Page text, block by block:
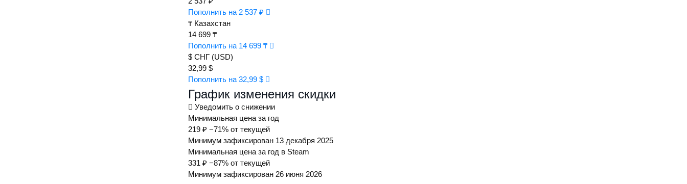
SteamBuy
3401 ₽
Купить
GGSel
от
5349 ₽
GGSel Маркетплейс
от5349 ₽
Купить
Пополнить на 2 537 ₽
₸ Казахстан
14 699 ₸
Пополнить на 14 699 ₸
$ СНГ (USD)
32,99 $
Пополнить на 32,99 $
График изменения скидки
Уведомить о снижении
Минимальная цена за год
219 ₽ −71% от текущей
Минимум зафиксирован 13 декабря 2025
Минимальная цена за год в Steam
331 ₽ −87% от текущей
Минимум зафиксирован 26 июня 2026